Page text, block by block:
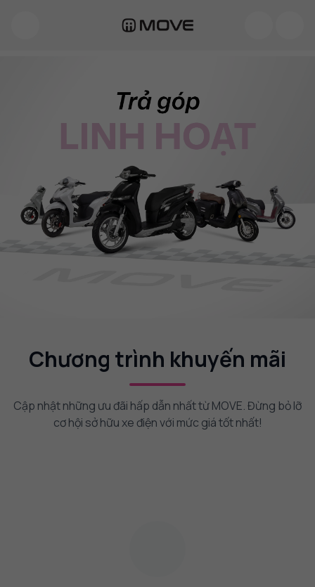
Chương trình khuyến mãi
Cập nhật những ưu đãi hấp dẫn nhất từ MOVE. Đừng bỏ lỡ
cơ hội sở hữu xe điện với mức giá tốt nhất!